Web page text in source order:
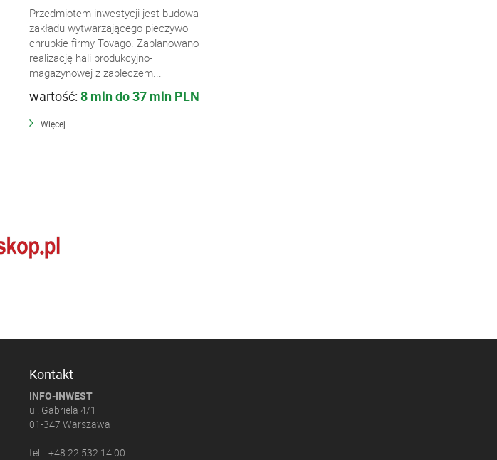
Przedmiotem inwestycji jest budowa
zakładu wytwarzającego pieczywo
chrupkie firmy Tovago. Zaplanowano
realizację hali produkcyjno-
magazynowej z zapleczem...
wartość: 8 mln do 37 mln PLN
Więcej
Kontakt
INFO-INWEST
ul. Gabriela 4/1
01-347 Warszawa
tel. +48 22 532 14 00